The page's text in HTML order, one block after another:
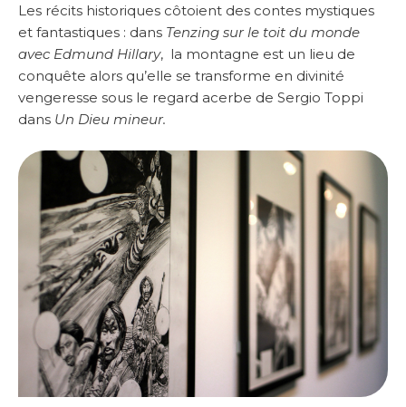
Les récits historiques côtoient des contes mystiques
et fantastiques : dans Tenzing sur le toit du monde
avec Edmund Hillary, la montagne est un lieu de
conquête alors qu’elle se transforme en divinité
vengeresse sous le regard acerbe de Sergio Toppi
dans Un Dieu mineur.